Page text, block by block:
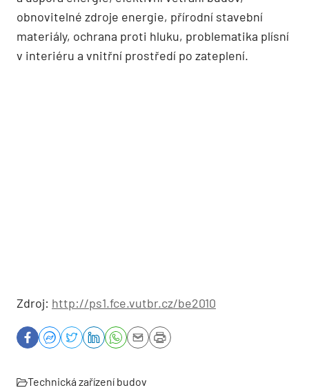
obnovitelné zdroje energie, přírodní stavební
materiály, ochrana proti hluku, problematika plísní
v interiéru a vnitřní prostředí po zateplení.
Zdroj: http://ps1.fce.vutbr.cz/be2010
Technická zařízení budov